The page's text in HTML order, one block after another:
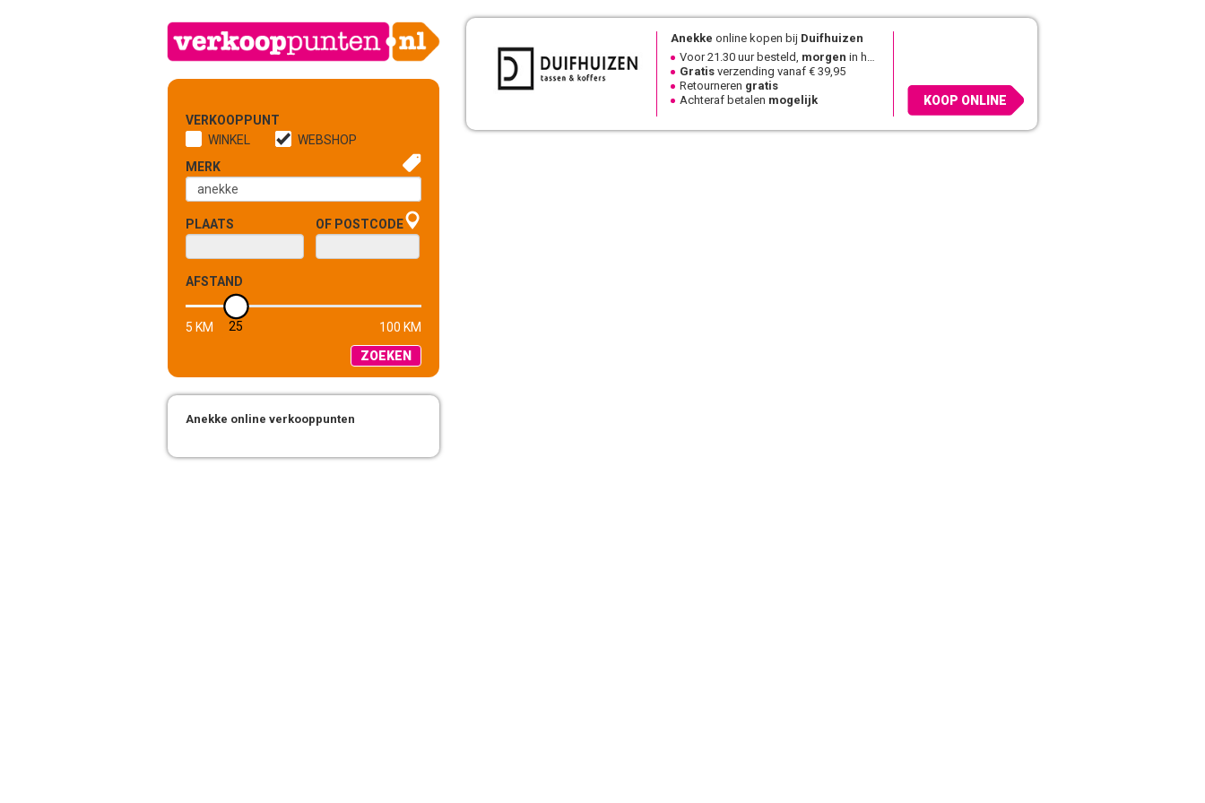
VERKOOPPUNT
WINKEL
WEBSHOP
MERK
PLAATS OF POSTCODE
AFSTAND
5 KM 25
100 KM
ZOEKEN
Anekke online verkooppunten
Anekke online kopen bij Duifhuizen
Voor 21.30 uur besteld, morgen in huis
Gratis verzending vanaf € 39,95
Retourneren gratis
Achteraf betalen mogelijk KOOP ONLINE